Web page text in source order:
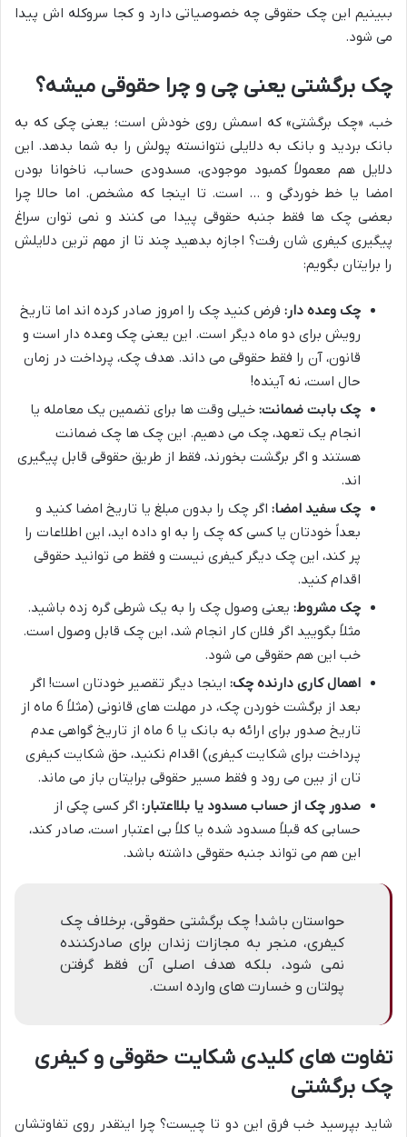
ببینیم این چک حقوقی چه خصوصیاتی دارد و کجا سروکله اش پیدا
می شود.
چک برگشتی یعنی چی و چرا حقوقی میشه؟
خب، «چک برگشتی» که اسمش روی خودش است؛ یعنی چکی که به
بانک بردید و بانک به دلایلی نتوانسته پولش را به شما بدهد. این
دلایل هم معمولاً کمبود موجودی، مسدودی حساب، ناخوانا بودن
امضا یا خط خوردگی و … است. تا اینجا که مشخص. اما حالا چرا
بعضی چک ها فقط جنبه حقوقی پیدا می کنند و نمی توان سراغ
پیگیری کیفری شان رفت؟ اجازه بدهید چند تا از مهم ترین دلایلش
را برایتان بگویم:
چک وعده دار: فرض کنید چک را امروز صادر کرده اند اما تاریخ
رویش برای دو ماه دیگر است. این یعنی چک وعده دار است و
قانون، آن را فقط حقوقی می داند. هدف چک، پرداخت در زمان
حال است، نه آینده!
چک بابت ضمانت: خیلی وقت ها برای تضمین یک معامله یا
انجام یک تعهد، چک می دهیم. این چک ها چک ضمانت
هستند و اگر برگشت بخورند، فقط از طریق حقوقی قابل پیگیری
اند.
چک سفید امضا: اگر چک را بدون مبلغ یا تاریخ امضا کنید و
بعداً خودتان یا کسی که چک را به او داده اید، این اطلاعات را
پر کند، این چک دیگر کیفری نیست و فقط می توانید حقوقی
اقدام کنید.
چک مشروط: یعنی وصول چک را به یک شرطی گره زده باشید.
مثلاً بگویید اگر فلان کار انجام شد، این چک قابل وصول است.
خب این هم حقوقی می شود.
اهمال کاری دارنده چک: اینجا دیگر تقصیر خودتان است! اگر
بعد از برگشت خوردن چک، در مهلت های قانونی (مثلاً 6 ماه از
تاریخ صدور برای ارائه به بانک یا 6 ماه از تاریخ گواهی عدم
پرداخت برای شکایت کیفری) اقدام نکنید، حق شکایت کیفری
تان از بین می رود و فقط مسیر حقوقی برایتان باز می ماند.
صدور چک از حساب مسدود یا بلااعتبار: اگر کسی چکی از
حسابی که قبلاً مسدود شده یا کلاً بی اعتبار است، صادر کند،
این هم می تواند جنبه حقوقی داشته باشد.
حواستان باشد! چک برگشتی حقوقی، برخلاف چک
کیفری، منجر به مجازات زندان برای صادرکننده
نمی شود، بلکه هدف اصلی آن فقط گرفتن
پولتان و خسارت های وارده است.
تفاوت های کلیدی شکایت حقوقی و کیفری
چک برگشتی
شاید بپرسید خب فرق این دو تا چیست؟ چرا اینقدر روی تفاوتشان